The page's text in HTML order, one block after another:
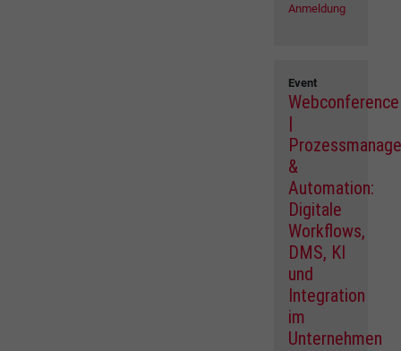
Anmeldung
Event
Webconference
|
&
Automation:
Digitale
Workflows,
DMS, KI
und
Integration
im
Unternehmen